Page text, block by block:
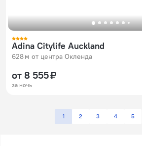
Adina Citylife Auckland
628 м от центра Окленда
от 8 555 ₽
за ночь
1 2 3 4 5